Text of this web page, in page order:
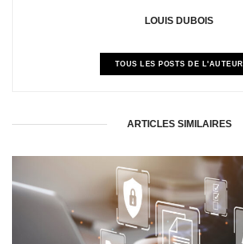
LOUIS DUBOIS
TOUS LES POSTS DE L'AUTEUR
ARTICLES SIMILAIRES